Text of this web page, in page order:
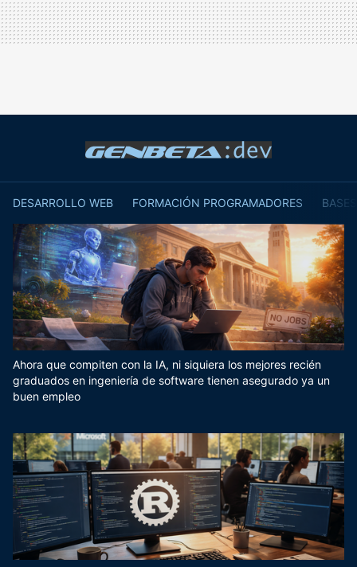
DESARROLLO WEB FORMACIÓN PROGRAMADORES
Ahora que compiten con la IA, ni siquiera los mejores recién
graduados en ingeniería de software tienen asegurado ya un
buen empleo